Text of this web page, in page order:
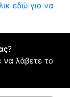
εδώ για να
?
να λάβετε το